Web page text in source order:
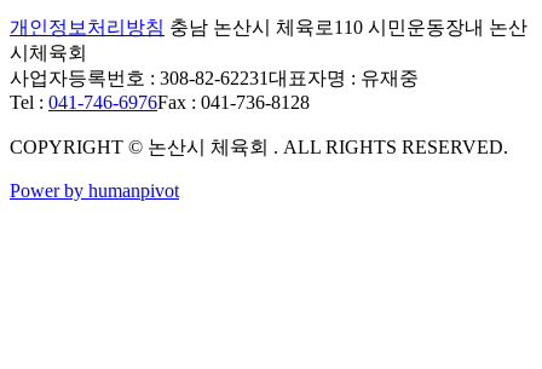
개인정보처리방침 충남 논산시 체육로110 시민운동장내 논산
시체육회
사업자등록번호 : 308-82-62231대표자명 : 유재중
Tel : 041-746-6976Fax : 041-736-8128
COPYRIGHT © 논산시 체육회 . ALL RIGHTS RESERVED.
Power by humanpivot